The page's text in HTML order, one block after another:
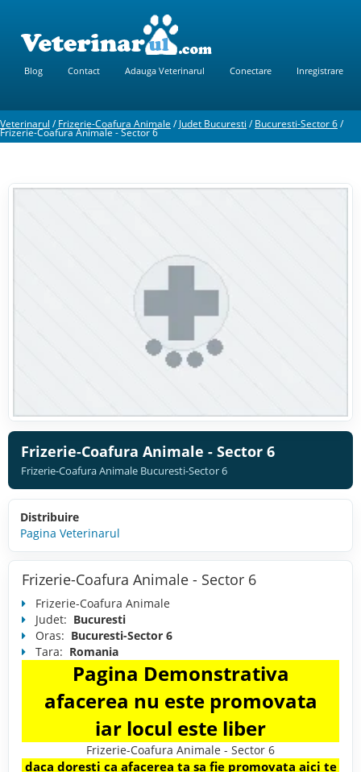
Blog Contact Adauga Veterinarul Conectare Inregistrare
Veterinarul /Frizerie-Coafura Animale /Judet Bucuresti /Bucuresti-Sector 6/
Frizerie-Coafura Animale - Sector 6
Frizerie-Coafura Animale - Sector 6
Frizerie-Coafura Animale Bucuresti-Sector 6
Distribuire
Pagina Veterinarul
Frizerie-Coafura Animale - Sector 6
Frizerie-Coafura Animale
Judet: Bucuresti
Oras: Bucuresti-Sector 6
Tara: Romania
Pagina Demonstrativa
afacerea nu este promovata
iar locul este liber
Frizerie-Coafura Animale - Sector 6
daca doresti ca afacerea ta sa fie promovata aici te